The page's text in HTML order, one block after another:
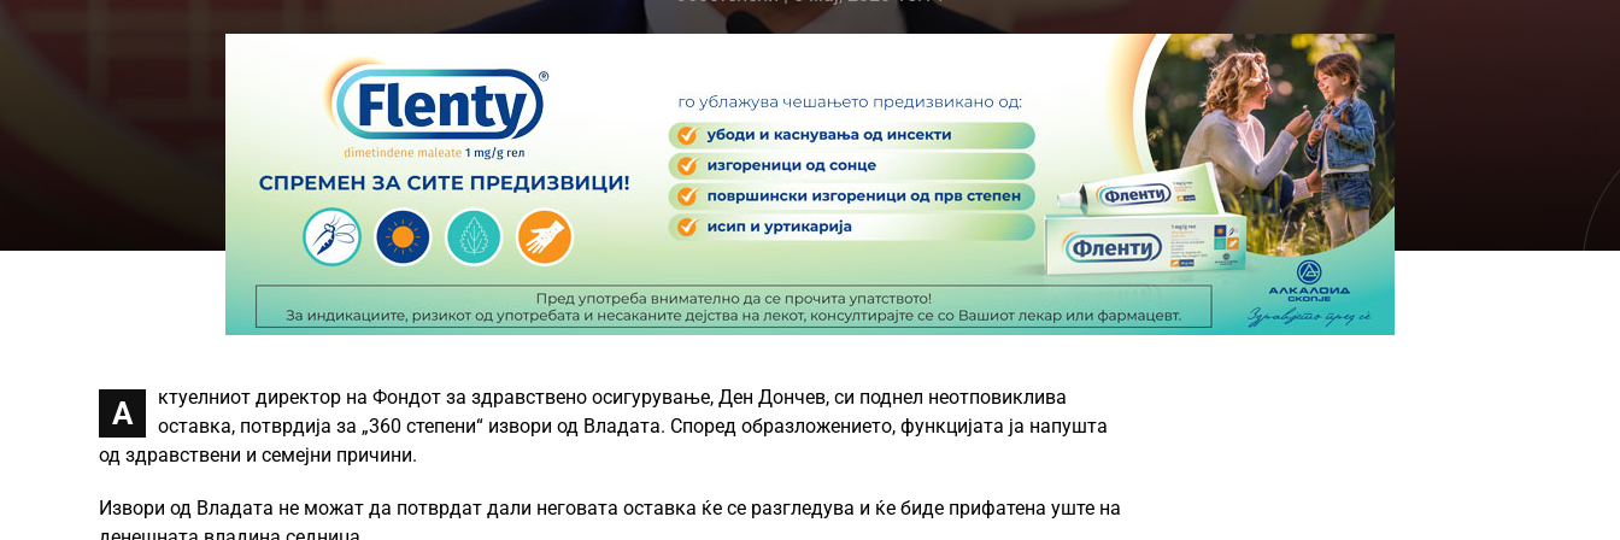
А
ктуелниот директор на Фондот за здравствено осигурување, Ден Дончев, си поднел неотповиклива
оставка, потврдија за „360 степени“ извори од Владата. Според образложението, функцијата ја напушта
од здравствени и семејни причини.
Извори од Владата не можат да потврдат дали неговата оставка ќе се разгледува и ќе биде прифатена уште на